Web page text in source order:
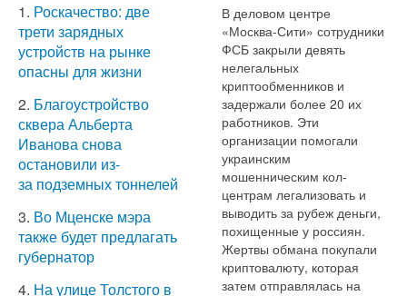
1. Роскачество: две
трети зарядных
устройств на рынке
опасны для жизни
2. Благоустройство
сквера Альберта
Иванова снова
остановили из-
за подземных тоннелей
3. Во Мценске мэра
также будет предлагать
губернатор
4. На улице Толстого в
В деловом центре
«Москва-Сити» сотрудники
ФСБ закрыли девять
нелегальных
криптообменников и
задержали более 20 их
работников. Эти
организации помогали
украинским
мошенническим кол-
центрам легализовать и
выводить за рубеж деньги,
похищенные у россиян.
Жертвы обмана покупали
криптовалюту, которая
затем отправлялась на